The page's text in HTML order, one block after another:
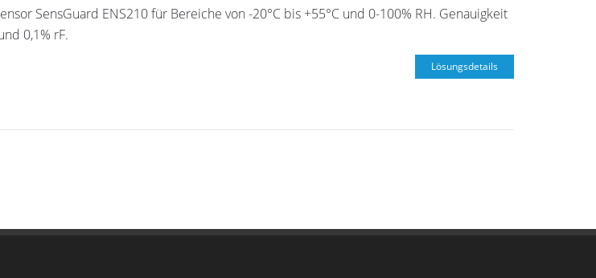
SensGuard ENS210 für Bereiche von -20°C bis +55°C und 0-100% RH. Genauigkeit
0,1% rF.
Lösungsdetails